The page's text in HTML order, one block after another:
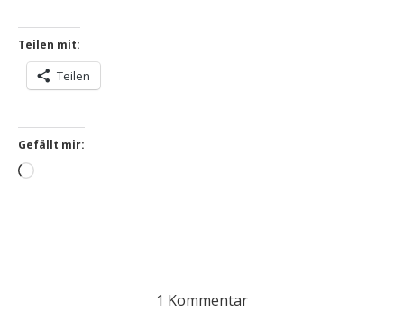
Teilen mit:
Teilen
Gefällt mir:
Wird
1 Kommentar